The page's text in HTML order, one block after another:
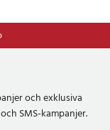
och exklusiva
SMS-kampanjer.